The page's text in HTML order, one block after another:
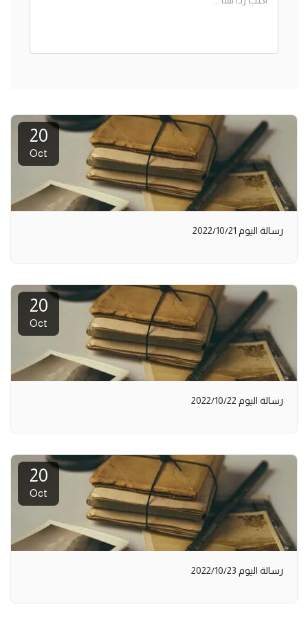
20
Oct
رسالة اليوم 2022/10/21
20
Oct
رسالة اليوم 2022/10/22
20
Oct
رسالة اليوم 2022/10/23